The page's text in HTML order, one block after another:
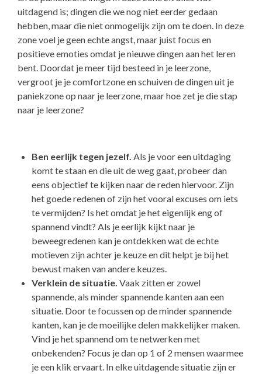
uitdagend is; dingen die we nog niet eerder gedaan
hebben, maar die niet onmogelijk zijn om te doen. In deze
zone voel je geen echte angst, maar juist focus en
positieve emoties omdat je nieuwe dingen aan het leren
bent. Doordat je meer tijd besteed in je leerzone,
vergroot je je comfortzone en schuiven de dingen uit je
paniekzone op naar je leerzone, maar hoe zet je die stap
naar je leerzone?
Ben eerlijk tegen jezelf. Als je voor een uitdaging
komt te staan en die uit de weg gaat, probeer dan
eens objectief te kijken naar de reden hiervoor. Zijn
het goede redenen of zijn het vooral excuses om iets
te vermijden? Is het omdat je het eigenlijk eng of
spannend vindt? Als je eerlijk kijkt naar je
beweegredenen kan je ontdekken wat de echte
motieven zijn achter je keuze en dit helpt je bij het
bewust maken van andere keuzes.
Verklein de situatie. Vaak zitten er zowel
spannende, als minder spannende kanten aan een
situatie. Door te focussen op de minder spannende
kanten, kan je de moeilijke delen makkelijker maken.
Vind je het spannend om te netwerken met
onbekenden? Focus je dan op 1 of 2 mensen waarmee
je een klik ervaart. In elke uitdagende situatie zijn er